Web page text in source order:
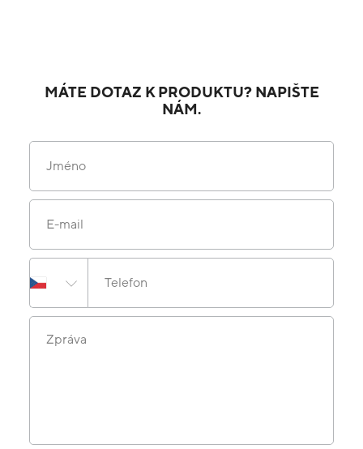
MÁTE DOTAZ K PRODUKTU? NAPIŠTE
NÁM.
Jméno
E-mail
Telefon
Zpráva